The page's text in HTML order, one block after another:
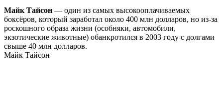
Майк Тайсон — один из самых высокооплачиваемых
боксёров, который заработал около 400 млн долларов, но из-за
роскошного образа жизни (особняки, автомобили,
экзотические животные) обанкротился в 2003 году с долгами
свыше 40 млн долларов.
Майк Тайсон